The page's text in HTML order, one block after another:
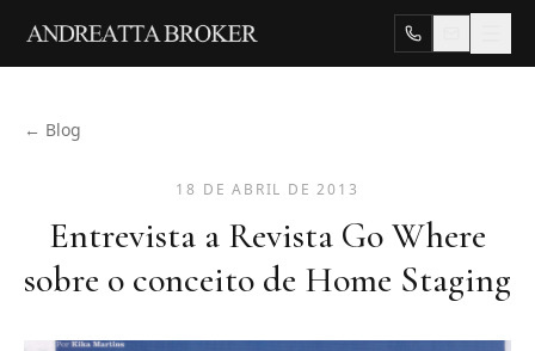
← Blog
18 DE ABRIL DE 2013
Entrevista a Revista Go Where
sobre o conceito de Home Staging